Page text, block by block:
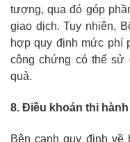
tượng, qua đó góp
giao dịch. Tuy nhiên,
hợp quy định mức phí
công chứng có thể sử
quả.
8. Điều khoản thi
Bên cạnh quy định